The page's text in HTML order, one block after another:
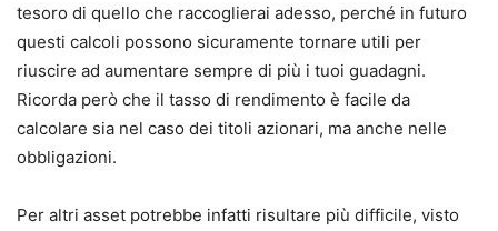
tesoro di quello che raccoglierai adesso, perché in futuro
questi calcoli possono sicuramente tornare utili per
riuscire ad aumentare sempre di più i tuoi guadagni.
Ricorda però che il tasso di rendimento è facile da
calcolare sia nel caso dei titoli azionari, ma anche nelle
obbligazioni.
Per altri asset potrebbe infatti risultare più difficile, visto